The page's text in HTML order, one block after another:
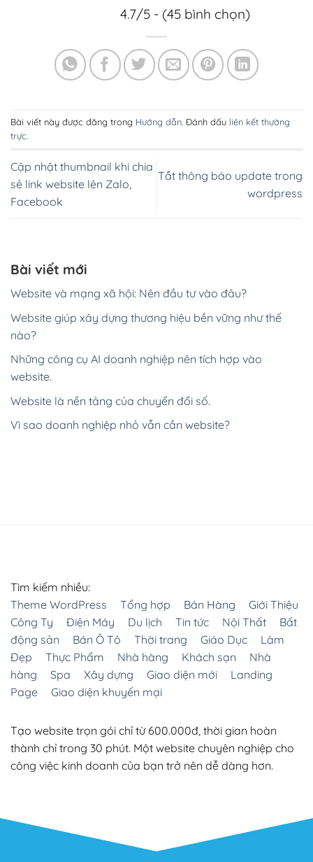
4.7/5 - (45 bình chọn)
Bài viết này được đăng trong Hướng dẫn. Đánh dấu liên kết thường
trực.
Cập nhật thumbnail khi chia
sẻ link website lên Zalo,
Facebook
Tắt thông báo update trong
wordpress
Bài viết mới
Website và mạng xã hội: Nên đầu tư vào đâu?
Website giúp xây dựng thương hiệu bền vững như thế
nào?
Những công cụ AI doanh nghiệp nên tích hợp vào
website.
Website là nền tảng của chuyển đổi số.
Vì sao doanh nghiệp nhỏ vẫn cần website?
Tìm kiếm nhiều:
Theme WordPress
Tổng hợp Bán Hàng
Giới Thiệu
Công Ty
Điện Máy Du lịch Tin tức Nội Thất
Bất
động sản
Bán Ô Tô Thời trang Giáo Dục
Làm
Đẹp
Thực Phẩm Nhà hàng Khách sạn
Nhà
hàng
Spa Xây dựng Giao diện mới
Landing
Page
Giao diện khuyến mại
Tạo website trọn gói chỉ từ 600.000đ, thời gian hoàn
thành chỉ trong 30 phút. Một website chuyên nghiệp cho
công việc kinh doanh của bạn trở nên dễ dàng hơn.